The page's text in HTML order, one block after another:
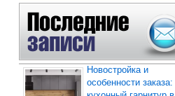
Новостройка и
особенности заказа: